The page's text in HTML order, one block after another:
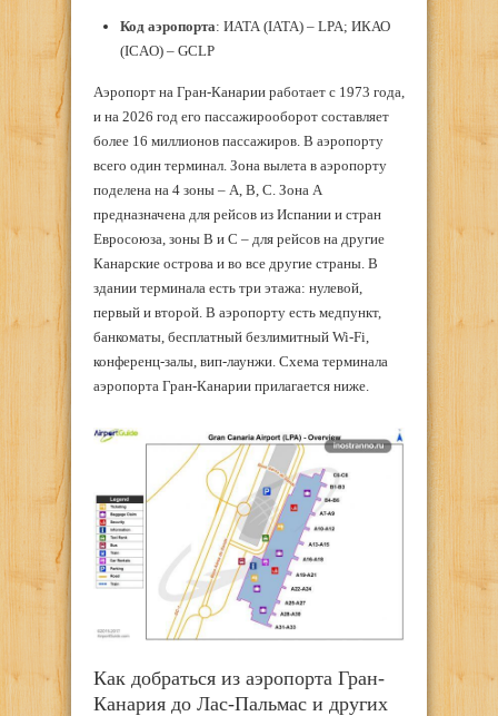
Код аэропорта: ИАТА (IATA) – LPA; ИКАО
(ICAO) – GCLP
Аэропорт на Гран-Канарии работает с 1973 года,
и на 2026 год его пассажирооборот составляет
более 16 миллионов пассажиров. В аэропорту
всего один терминал. Зона вылета в аэропорту
поделена на 4 зоны – A, B, C. Зона А
предназначена для рейсов из Испании и стран
Евросоюза, зоны B и C – для рейсов на другие
Канарские острова и во все другие страны. В
здании терминала есть три этажа: нулевой,
первый и второй. В аэропорту есть медпункт,
банкоматы, бесплатный безлимитный Wi-Fi,
конференц-залы, вип-лаунжи. Схема терминала
аэропорта Гран-Канарии прилагается ниже.
Как добраться из аэропорта Гран-
Канария до Лас-Пальмас и других